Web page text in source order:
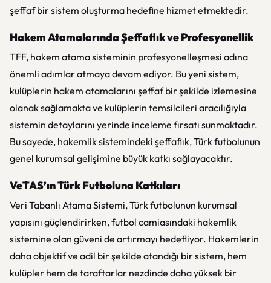
şeffaf bir sistem oluşturma hedefine hizmet etmektedir.
Hakem Atamalarında Şeffaflık ve Profesyonellik
TFF, hakem atama sisteminin profesyonelleşmesi adına
önemli adımlar atmaya devam ediyor. Bu yeni sistem,
kulüplerin hakem atamalarını şeffaf bir şekilde izlemesine
olanak sağlamakta ve kulüplerin temsilcileri aracılığıyla
sistemin detaylarını yerinde inceleme fırsatı sunmaktadır.
Bu sayede, hakemlik sistemindeki şeffaflık, Türk futbolunun
genel kurumsal gelişimine büyük katkı sağlayacaktır.
VeTAS’ın Türk Futboluna Katkıları
Veri Tabanlı Atama Sistemi, Türk futbolunun kurumsal
yapısını güçlendirirken, futbol camiasındaki hakemlik
sistemine olan güveni de artırmayı hedefliyor. Hakemlerin
daha objektif ve adil bir şekilde atandığı bir sistem, hem
kulüpler hem de taraftarlar nezdinde daha yüksek bir